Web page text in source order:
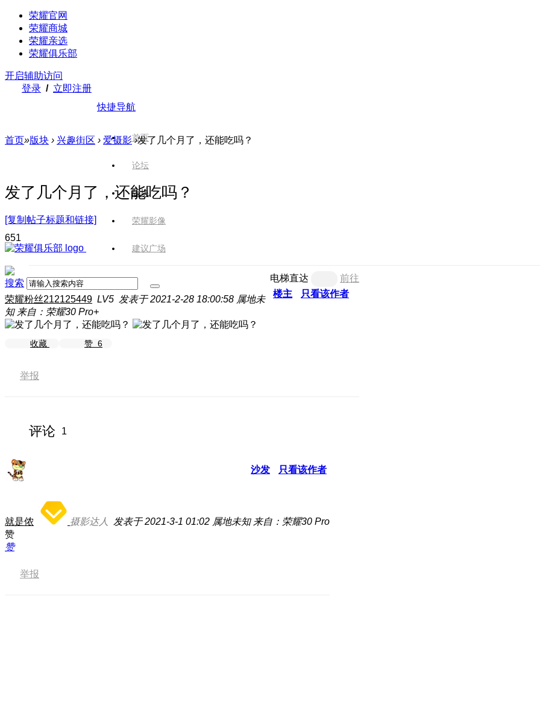
荣耀官网
荣耀商城
荣耀亲选
荣耀俱乐部
开启辅助访问
登录 / 立即注册
快捷导航
首页
论坛
版块
荣耀影像
建议广场
搜索
首页»版块 › 兴趣街区 › 爱摄影 ›发了几个月了，还能吃吗？
发了几个月了，还能吃吗？
[复制帖子标题和链接]
651
电梯直达
前往
楼主
只看该作者
荣耀粉丝212125449 LV5 发表于 2021-2-28 18:00:58 属地未
知 来自：荣耀30 Pro+
收藏 赞 6
举报
评论 1
沙发 只看该作者
就是侬 摄影达人 发表于 2021-3-1 01:02 属地未知 来自：荣耀30 Pro
赞
赞
举报